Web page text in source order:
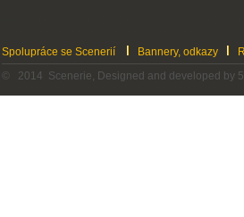
Spolupráce se Scenerií Bannery, odkazy
© 2014 Scenerie, Designed and developed by